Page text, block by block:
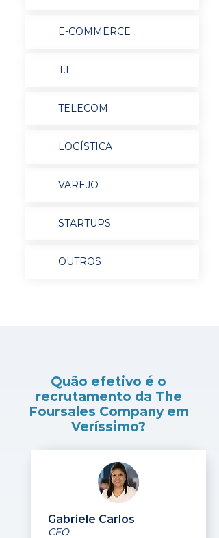
E-COMMERCE
T.I
TELECOM
LOGÍSTICA
VAREJO
STARTUPS
OUTROS
Quão efetivo é o
recrutamento da The
Foursales Company em
Veríssimo?
Gabriele Carlos
CEO